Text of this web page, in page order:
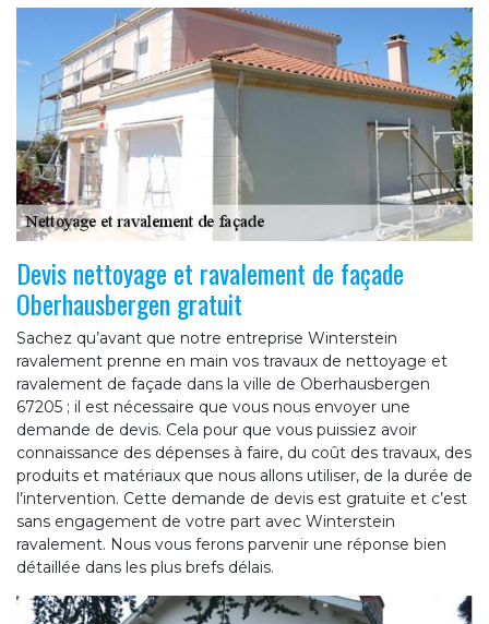
Devis nettoyage et ravalement de façade
Oberhausbergen gratuit
Sachez qu’avant que notre entreprise Winterstein
ravalement prenne en main vos travaux de nettoyage et
ravalement de façade dans la ville de Oberhausbergen
67205 ; il est nécessaire que vous nous envoyer une
demande de devis. Cela pour que vous puissiez avoir
connaissance des dépenses à faire, du coût des travaux, des
produits et matériaux que nous allons utiliser, de la durée de
l’intervention. Cette demande de devis est gratuite et c’est
sans engagement de votre part avec Winterstein
ravalement. Nous vous ferons parvenir une réponse bien
détaillée dans les plus brefs délais.